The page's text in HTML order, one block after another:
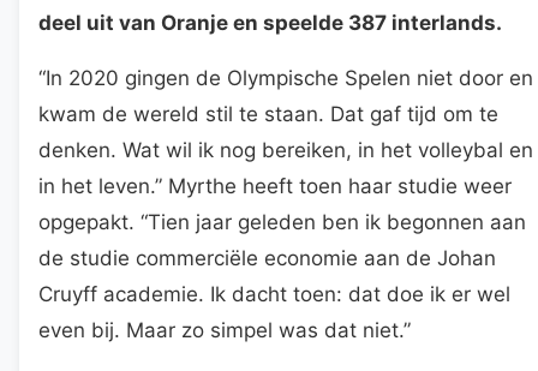
deel uit van Oranje en speelde 387 interlands.
“In 2020 gingen de Olympische Spelen niet door en
kwam de wereld stil te staan. Dat gaf tijd om te
denken. Wat wil ik nog bereiken, in het volleybal en
in het leven.” Myrthe heeft toen haar studie weer
opgepakt. “Tien jaar geleden ben ik begonnen aan
de studie commerciële economie aan de Johan
Cruyff academie. Ik dacht toen: dat doe ik er wel
even bij. Maar zo simpel was dat niet.”